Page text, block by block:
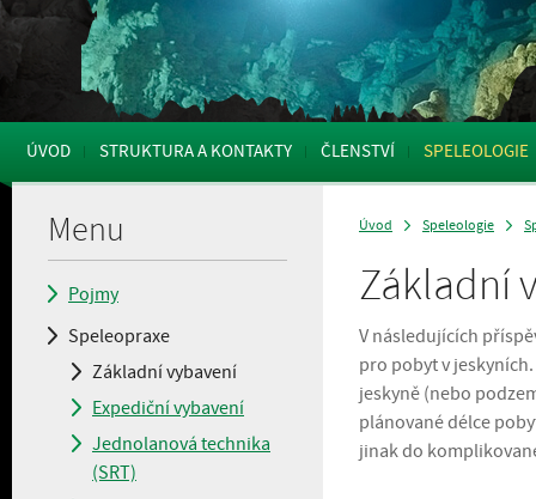
ÚVOD STRUKTURA A KONTAKTY ČLENSTVÍ SPELEOLOGIE
Menu
Pojmy
Speleopraxe
Základní vybavení
Expediční vybavení
Jednolanová technika
(SRT)
Úvod Speleologie
Základní
V následujících
pro pobyt v
jeskyně (nebo
plánované délce
jinak do